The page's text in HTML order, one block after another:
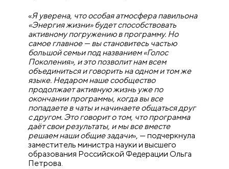
«Я уверена, что особая атмосфера павильона
«Энергия жизни» будет способствовать
активному погружению в программу. Но
самое главное — вы становитесь частью
большой семьи под названием «Голос
Поколения», и это позволит нам всем
объединиться и говорить на одном и том же
языке. Недаром наше сообщество
продолжает активную жизнь уже по
окончании программы, когда вы все
попадаете в чаты и начинаете общаться друг
с другом. Это говорит о том, что программа
даёт свои результаты, и мы все вместе
решаем наши общие задачи», — подчеркнула
заместитель министра науки и высшего
образования Российской Федерации Ольга
Петрова.